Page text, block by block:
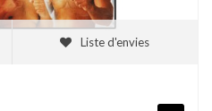
Liste d'envies